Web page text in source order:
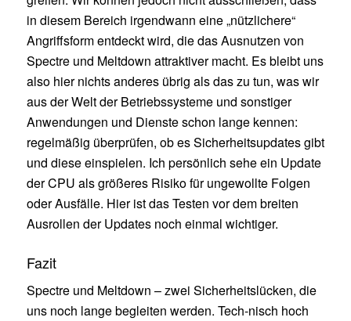
in diesem Bereich irgendwann eine „nützlichere“
Angriffsform entdeckt wird, die das Ausnutzen von
Spectre und Meltdown attraktiver macht. Es bleibt uns
also hier nichts anderes übrig als das zu tun, was wir
aus der Welt der Betriebssysteme und sonstiger
Anwendungen und Dienste schon lange kennen:
regelmäßig überprüfen, ob es Sicherheitsupdates gibt
und diese einspielen. Ich persönlich sehe ein Update
der CPU als größeres Risiko für ungewollte Folgen
oder Ausfälle. Hier ist das Testen vor dem breiten
Ausrollen der Updates noch einmal wichtiger.
Fazit
Spectre und Meltdown – zwei Sicherheitslücken, die
uns noch lange begleiten werden. Tech-nisch hoch